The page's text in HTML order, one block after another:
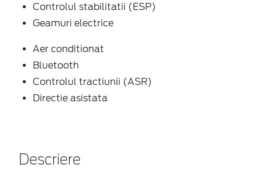
Controlul stabilitatii (ESP)
Geamuri electrice
Aer conditionat
Bluetooth
Controlul tractiunii (ASR)
Directie asistata
Descriere